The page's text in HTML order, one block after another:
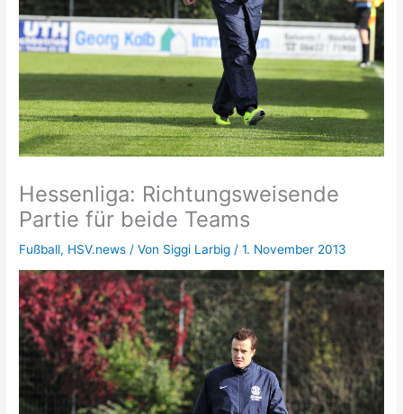
Hessenliga: Richtungsweisende
Partie für beide Teams
Fußball, HSV.news / Von Siggi Larbig /1. November 2013